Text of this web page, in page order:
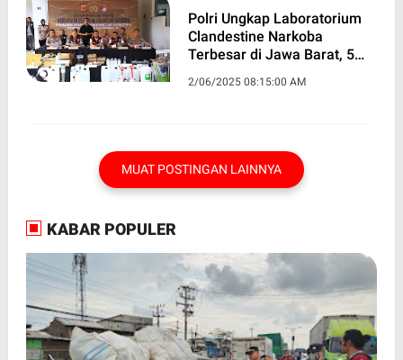
Polri Ungkap Laboratorium
Clandestine Narkoba
Terbesar di Jawa Barat, 5
2/06/2025 08:15:00 AM
MUAT POSTINGAN LAINNYA
KABAR POPULER